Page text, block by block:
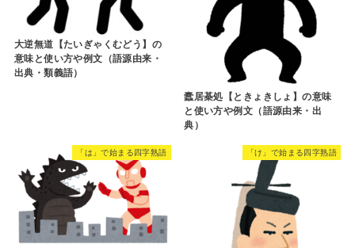
大逆無道【たいぎゃくむどう】の
意味と使い方や例文（語源由来・
出典・類義語）
蠹居棊処【ときょきしょ】の意味
と使い方や例文（語源由来・出
典）
「は」で始まる四字熟語 「け」で始まる四字熟語